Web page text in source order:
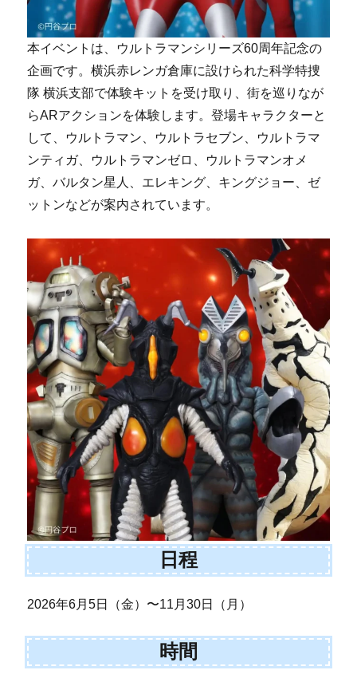
本イベントは、ウルトラマンシリーズ60周年記念の
企画です。横浜赤レンガ倉庫に設けられた科学特捜
隊 横浜支部で体験キットを受け取り、街を巡りなが
らARアクションを体験します。登場キャラクターと
して、ウルトラマン、ウルトラセブン、ウルトラマ
ンティガ、ウルトラマンゼロ、ウルトラマンオメ
ガ、バルタン星人、エレキング、キングジョー、ゼ
ットンなどが案内されています。
日程
2026年6月5日（金）〜11月30日（月）
時間